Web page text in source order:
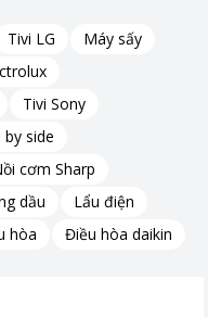
Tivi LG
Máy sấy
Tivi Sony
by side
cơm Sharp
dầu
Lẩu điện
hòa Điều hòa daikin